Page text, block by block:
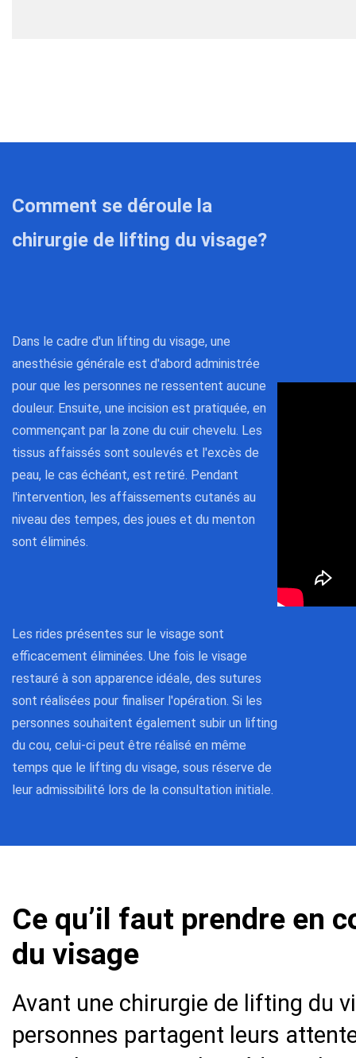
Comment se déroule la
chirurgie de lifting du visage?
Dans le cadre d'un lifting du visage, une
anesthésie générale est d'abord administrée
pour que les personnes ne ressentent aucune
douleur. Ensuite, une incision est pratiquée, en
commençant par la zone du cuir chevelu. Les
tissus affaissés sont soulevés et l'excès de
peau, le cas échéant, est retiré. Pendant
l'intervention, les affaissements cutanés au
niveau des tempes, des joues et du menton
sont éliminés.
Les rides présentes sur le visage sont
efficacement éliminées. Une fois le visage
restauré à son apparence idéale, des sutures
sont réalisées pour finaliser l'opération. Si les
personnes souhaitent également subir un lifting
du cou, celui-ci peut être réalisé en même
temps que le lifting du visage, sous réserve de
leur admissibilité lors de la consultation initiale.
Ce qu’il faut prendre en
du visage
Avant une chirurgie de lifting du
personnes partagent leurs